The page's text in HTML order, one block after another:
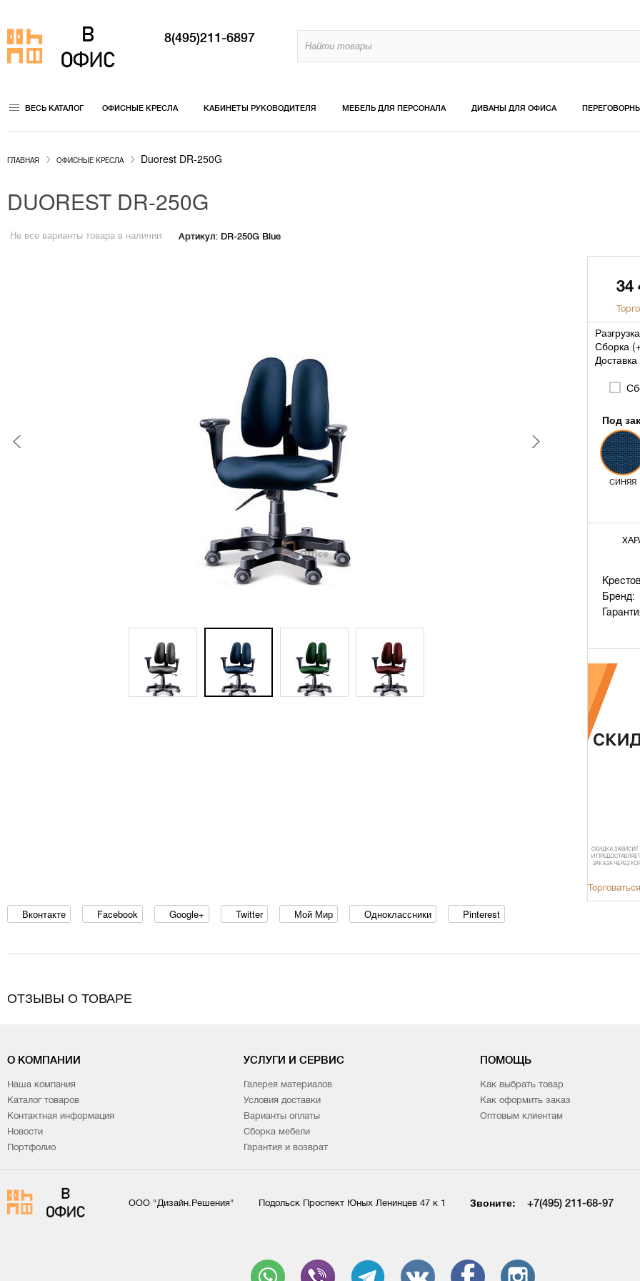
8(495)211-6897
ВЕСЬ КАТАЛОГ ОФИСНЫЕ КРЕСЛА КАБИНЕТЫ РУКОВОДИТЕЛЯ МЕБЕЛЬ ДЛЯ ПЕРСОНАЛА ДИВАНЫ ДЛЯ ОФИСА
ГЛАВНАЯ ОФИСНЫЕ КРЕСЛА Duorest DR-250G
DUOREST DR-250G
Не все варианты товара в наличии Артикул: DR-250G Blue
34
Сборка
Доставка
Под
СИНЯЯ
Бренд:
Вконтакте Facebook Google+ Twitter Мой Мир Одноклассники Pinterest
ОТЗЫВЫ О ТОВАРЕ
О КОМПАНИИ
Наша компания
Каталог товаров
Контактная информация
Новости
Портфолио
УСЛУГИ И СЕРВИС
Галерея материалов
Условия доставки
Варианты оплаты
Сборка мебели
Гарантия и возврат
ПОМОЩЬ
Как выбрать товар
Как оформить заказ
Оптовым клиентам
ООО "Дизайн.Решения" Подольск Проспект Юных Ленинцев 47 к 1 Звоните: +7(495) 211-68-97